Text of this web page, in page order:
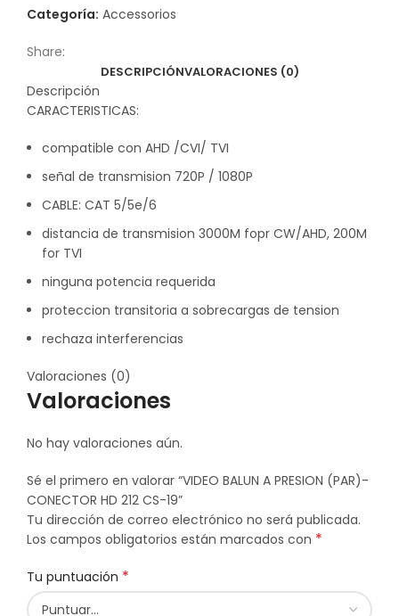
Categoría: Accessorios
Share:
DESCRIPCIÓNVALORACIONES (0)
Descripción
CARACTERISTICAS:
compatible con AHD /CVI/ TVI
señal de transmision 720P / 1080P
CABLE: CAT 5/5e/6
distancia de transmision 3000M fopr CW/AHD, 200M
for TVI
ninguna potencia requerida
proteccion transitoria a sobrecargas de tension
rechaza interferencias
Valoraciones (0)
Valoraciones
No hay valoraciones aún.
Sé el primero en valorar “VIDEO BALUN A PRESION (PAR)-
CONECTOR HD 212 CS-19”
Tu dirección de correo electrónico no será publicada.
Los campos obligatorios están marcados con *
Tu puntuación *